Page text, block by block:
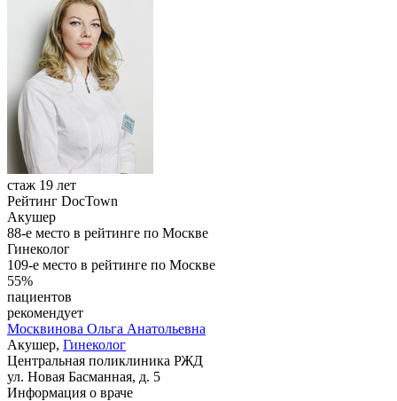
стаж 19 лет
Рейтинг DocTown
Акушер
88-е место в рейтинге по Москве
Гинеколог
109-е место в рейтинге по Москве
55%
пациентов
рекомендует
Москвинова Ольга Анатольевна
Акушер, Гинеколог
Центральная поликлиника РЖД
ул. Новая Басманная, д. 5
Информация о враче